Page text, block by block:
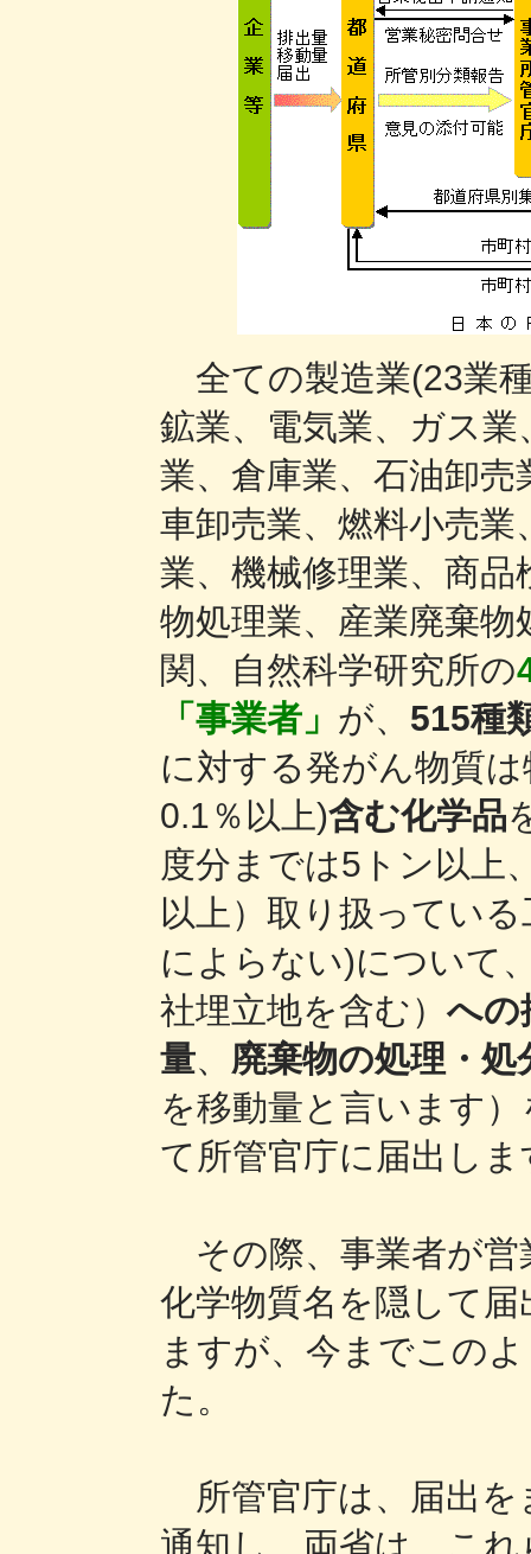
全ての製造業(23業
鉱業、電気業、ガス
業、倉庫業、石油卸
車卸売業、燃料小売
業、機械修理業、商
物処理業、産業廃棄
関、自然科学研究所の
「事業者」 が、 515種
に対する発がん物質
0.1％以上)含む化学品
度分までは5トン以上
以上）取り扱ってい
によらない)について
社埋立地を含む）への
量、 廃棄物の処理・
を移動量と言います
て所管官庁に届出しま
その際、事業者が営
化学物質名を隠して
ますが、今までこの
た。
所管官庁は、届出を
通知し、両省は、こ